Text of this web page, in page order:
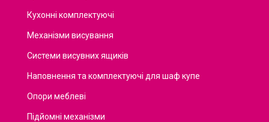
Кухонні комплектуючі
Механізми висування
Системи висувних ящиків
Наповнення та комплектуючі для шаф купе
Опори меблеві
Підйомні механізми